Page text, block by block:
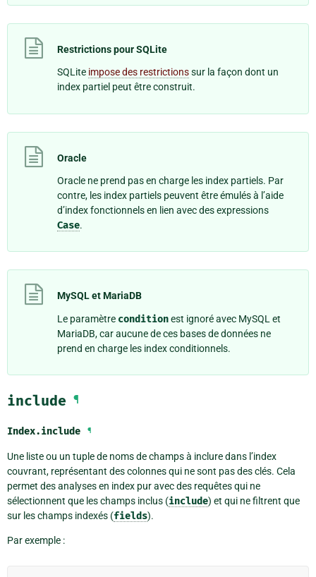
Restrictions pour SQLite
SQLite impose des restrictionssur la façon dont un
index partiel peut être construit.
Oracle
Oracle ne prend pas en charge les index partiels. Par
contre, les index partiels peuvent être émulés à l’aide
d’index fonctionnels en lien avec des expressions
Case.
MySQL et MariaDB
Le paramètre conditionest ignoré avec MySQL et
MariaDB, car aucune de ces bases de données ne
prend en charge les index conditionnels.
include ¶
Index.include ¶
Une liste ou un tuple de noms de champs à inclure dans l’index
couvrant, représentant des colonnes qui ne sont pas des clés. Cela
permet des analyses en index pur avec des requêtes qui ne
sélectionnent que les champs inclus (include) et qui ne filtrent que
sur les champs indexés (fields).
Par exemple :